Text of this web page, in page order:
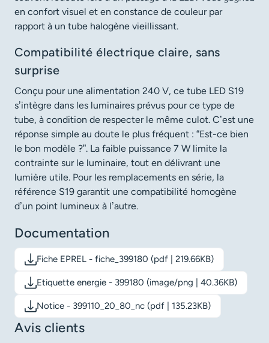
en confort visuel et en constance de couleur par
rapport à un tube halogène vieillissant.
Compatibilité électrique claire, sans
surprise
Conçu pour une alimentation 240 V, ce tube LED S19
s’intègre dans les luminaires prévus pour ce type de
tube, à condition de respecter le même culot. C’est une
réponse simple au doute le plus fréquent : “Est-ce bien
le bon modèle ?”. La faible puissance 7 W limite la
contrainte sur le luminaire, tout en délivrant une
lumière utile. Pour les remplacements en série, la
référence S19 garantit une compatibilité homogène
d’un point lumineux à l’autre.
Documentation
Fiche EPREL - fiche_399180 (pdf | 219.66KB)
Télécharger le document: Fiche EPREL - fiche_399180
Etiquette energie - 399180 (image/png | 40.36KB)
Télécharger le document: Etiquette energie - 399180
Notice - 399110_20_80_nc (pdf | 135.23KB)
Télécharger le document: Notice - 399110_20_80_nc
Avis clients